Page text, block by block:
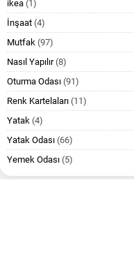
ikea (1)
İnşaat (4)
Mutfak (97)
Nasıl Yapılır(8)
Oturma Odası (91)
Renk Kartelaları (11)
Yatak (4)
Yatak Odası (66)
Yemek Odası (5)